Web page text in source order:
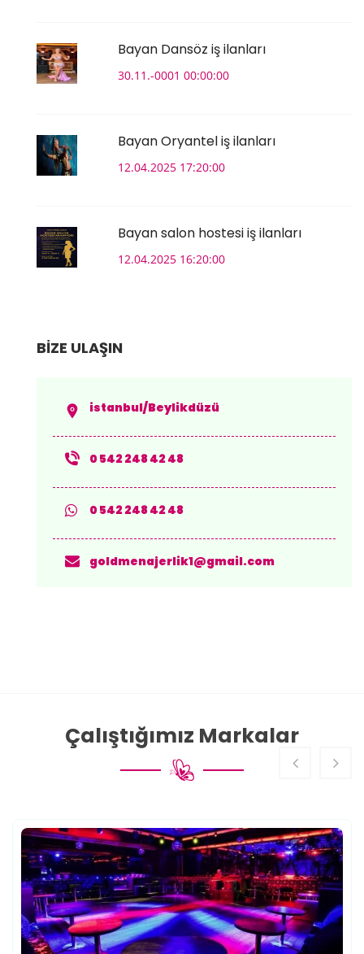
Bayan Dansöz iş ilanları
30.11.-0001 00:00:00
Bayan Oryantel iş ilanları
12.04.2025 17:20:00
Bayan salon hostesi iş ilanları
12.04.2025 16:20:00
BİZE ULAŞIN
istanbul/Beylikdüzü
0 542 248 42 48
0 542 248 42 48
goldmenajerlik1@gmail.com
Çalıştığımız Markalar